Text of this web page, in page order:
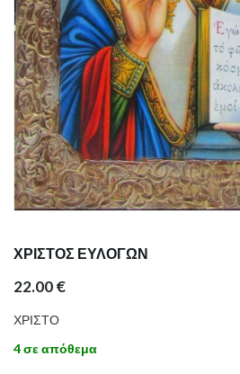
ΧΡΙΣΤΟΣ ΕΥΛΟΓΩΝ
22.00€
ΧΡΙΣΤΟ
4 σε απόθεμα